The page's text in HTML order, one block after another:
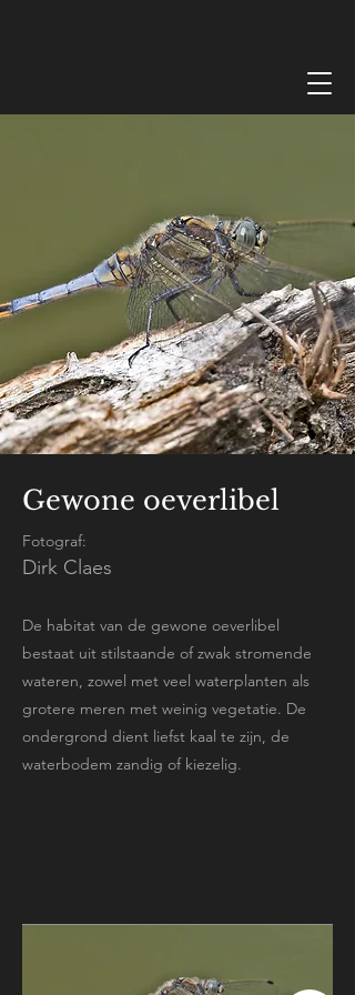
Gewone oeverlibel
Fotograf:
Dirk Claes
De habitat van de gewone oeverlibel
bestaat uit stilstaande of zwak stromende
wateren, zowel met veel waterplanten als
grotere meren met weinig vegetatie. De
ondergrond dient liefst kaal te zijn, de
waterbodem zandig of kiezelig.